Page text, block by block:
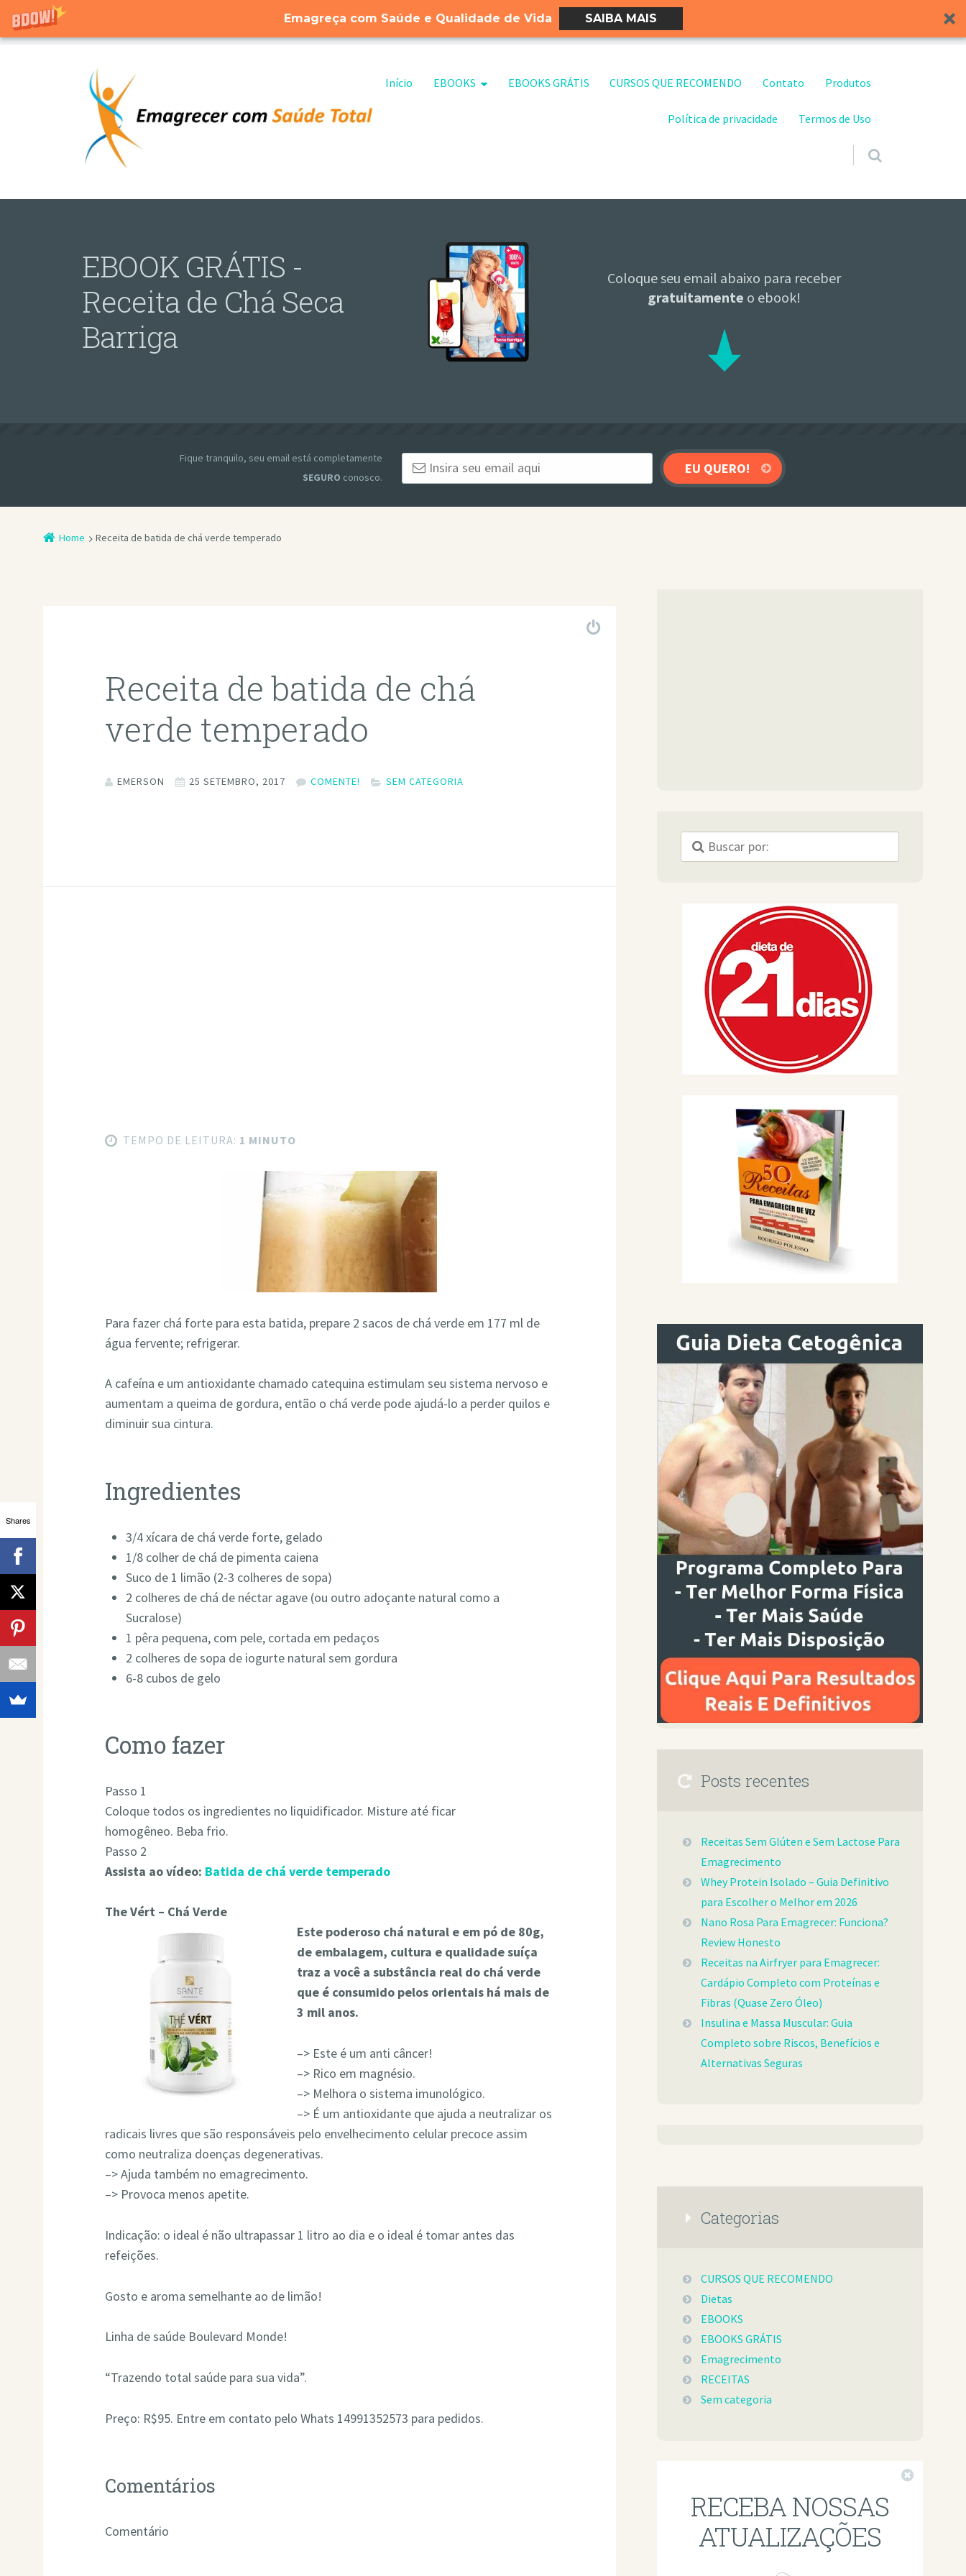
Emagreça com Saúde e Qualidade de Vida SAIBA MAIS
Pular para o conteúdo
Início EBOOKS EBOOKS GRÁTIS CURSOS QUE RECOMENDO Contato Produtos
Política de privacidade Termos de Uso
EBOOK GRÁTIS -
Receita de Chá Seca
Barriga
Coloque seu email abaixo para receber
gratuitamente o ebook!
Fique tranquilo, seu email está completamente
SEGURO conosco.
Home Receita de batida de chá verde temperado
Receita de batida de chá
verde temperado
EMERSON 25 SETEMBRO, 2017 COMENTE! SEM CATEGORIA
TEMPO DE LEITURA: 1 MINUTO
Para fazer chá forte para esta batida, prepare 2 sacos de chá verde em 177 ml de
água fervente; refrigerar.
A cafeína e um antioxidante chamado catequina estimulam seu sistema nervoso e
aumentam a queima de gordura, então o chá verde pode ajudá-lo a perder quilos e
diminuir sua cintura.
Ingredientes
3/4 xícara de chá verde forte, gelado
1/8 colher de chá de pimenta caiena
Suco de 1 limão (2-3 colheres de sopa)
2 colheres de chá de néctar agave (ou outro adoçante natural como a
Sucralose)
1 pêra pequena, com pele, cortada em pedaços
2 colheres de sopa de iogurte natural sem gordura
6-8 cubos de gelo
Como fazer
Passo 1
Coloque todos os ingredientes no liquidificador. Misture até ficar
homogêneo. Beba frio.
Passo 2
Assista ao vídeo: Batida de chá verde temperado
The Vért – Chá Verde
Este poderoso chá natural e em pó de 80g,
de embalagem, cultura e qualidade suíça
traz a você a substância real do chá verde
que é consumido pelos orientais há mais de
3 mil anos.
–> Este é um anti câncer!
–> Rico em magnésio.
–> Melhora o sistema imunológico.
–> É um antioxidante que ajuda a neutralizar os
radicais livres que são responsáveis pelo envelhecimento celular precoce assim
como neutraliza doenças degenerativas.
–> Ajuda também no emagrecimento.
–> Provoca menos apetite.
Indicação: o ideal é não ultrapassar 1 litro ao dia e o ideal é tomar antes das
refeições.
Gosto e aroma semelhante ao de limão!
Linha de saúde Boulevard Monde!
“Trazendo total saúde para sua vida”.
Preço: R$95. Entre em contato pelo Whats 14991352573 para pedidos.
Comentários
Comentário
Posts recentes
Receitas Sem Glúten e Sem Lactose Para
Emagrecimento
Whey Protein Isolado – Guia Definitivo
para Escolher o Melhor em 2026
Nano Rosa Para Emagrecer: Funciona?
Review Honesto
Receitas na Airfryer para Emagrecer:
Cardápio Completo com Proteínas e
Fibras (Quase Zero Óleo)
Insulina e Massa Muscular: Guia
Completo sobre Riscos, Benefícios e
Alternativas Seguras
Categorias
CURSOS QUE RECOMENDO
Dietas
EBOOKS
EBOOKS GRÁTIS
Emagrecimento
RECEITAS
Sem categoria
RECEBA NOSSAS
ATUALIZAÇÕES
Shares